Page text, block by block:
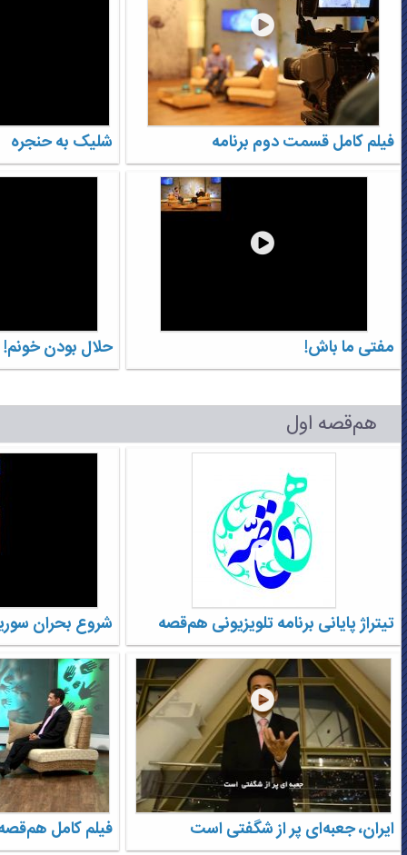
فیلم کامل قسمت دوم برنامه شلیک به حنجره
مفتی ما باش! حلال بودن خونم!
هم‌قصه اول
تیتراژ پایانی برنامه تلویزیونی هم‌قصه شروع بحران
ایران، جعبه‌ای پر از شگفتی است فیلم کامل